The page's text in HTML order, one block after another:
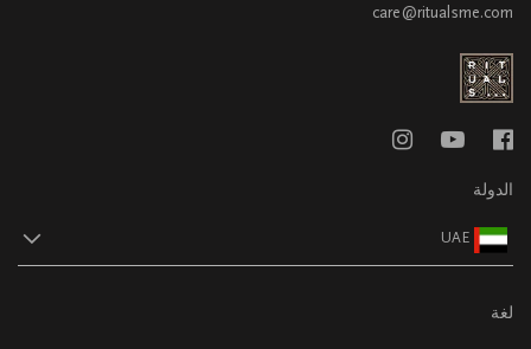
care@ritualsme.com
الدولة
UAE
لغة